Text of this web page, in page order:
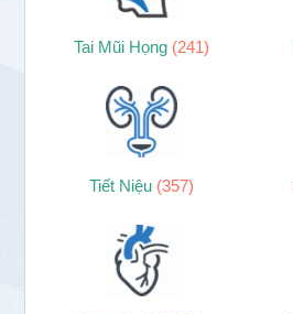
Tai Mũi Họng (241)
Tiết Niệu (357)